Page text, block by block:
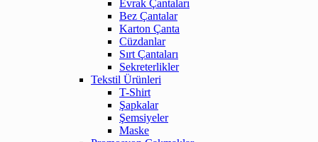
Evrak Çantaları
Bez Çantalar
Karton Çanta
Cüzdanlar
Sırt Çantaları
Sekreterlikler
Tekstil Ürünleri
T-Shirt
Şapkalar
Şemsiyeler
Maske